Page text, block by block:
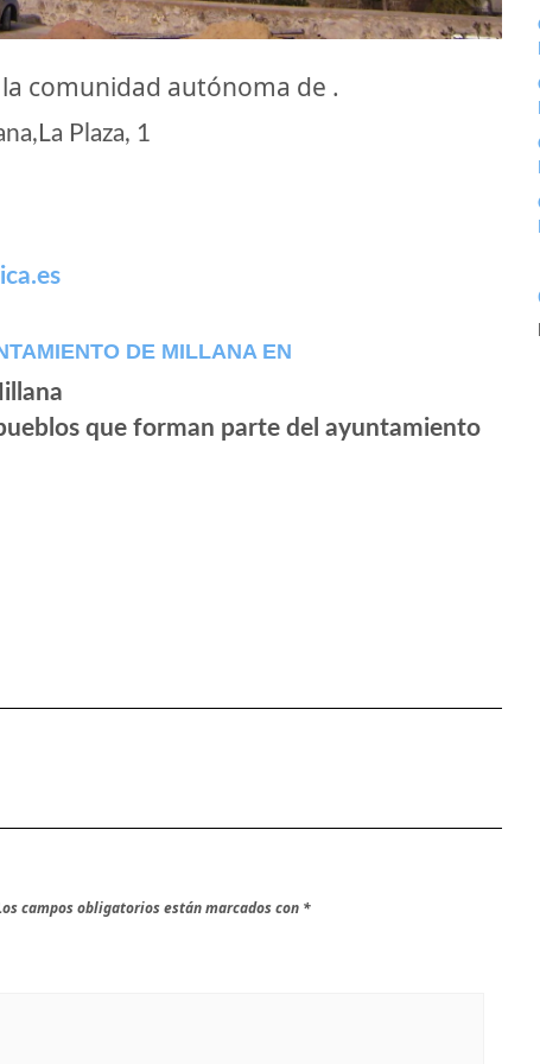
comunidad autónoma de .
Plaza, 1
DE MILLANA EN
que forman parte del ayuntamiento
campos obligatorios están marcados con *